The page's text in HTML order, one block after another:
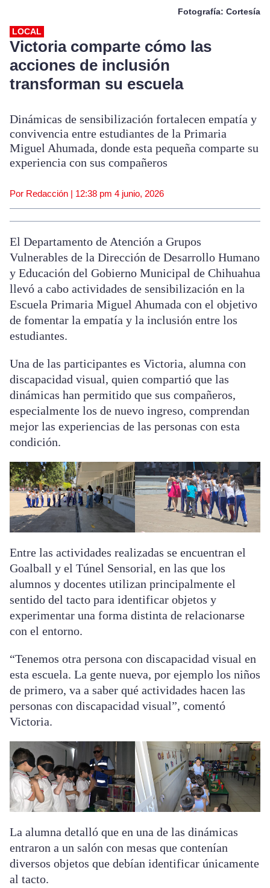
Fotografía: Cortesía
LOCAL
Victoria comparte cómo las
acciones de inclusión
transforman su escuela
Dinámicas de sensibilización fortalecen empatía y
convivencia entre estudiantes de la Primaria
Miguel Ahumada, donde esta pequeña comparte su
experiencia con sus compañeros
Por Redacción | 12:38 pm 4 junio, 2026
El Departamento de Atención a Grupos
Vulnerables de la Dirección de Desarrollo Humano
y Educación del Gobierno Municipal de Chihuahua
llevó a cabo actividades de sensibilización en la
Escuela Primaria Miguel Ahumada con el objetivo
de fomentar la empatía y la inclusión entre los
estudiantes.
Una de las participantes es Victoria, alumna con
discapacidad visual, quien compartió que las
dinámicas han permitido que sus compañeros,
especialmente los de nuevo ingreso, comprendan
mejor las experiencias de las personas con esta
condición.
Entre las actividades realizadas se encuentran el
Goalball y el Túnel Sensorial, en las que los
alumnos y docentes utilizan principalmente el
sentido del tacto para identificar objetos y
experimentar una forma distinta de relacionarse
con el entorno.
“Tenemos otra persona con discapacidad visual en
esta escuela. La gente nueva, por ejemplo los niños
de primero, va a saber qué actividades hacen las
personas con discapacidad visual”, comentó
Victoria.
La alumna detalló que en una de las dinámicas
entraron a un salón con mesas que contenían
diversos objetos que debían identificar únicamente
al tacto.